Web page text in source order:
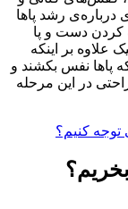
درباره‌ی رشد پاها
کردن دست و پا
بر اینکه
پاها نفس بکشند و
در این مرحله
توجه کنیم؟